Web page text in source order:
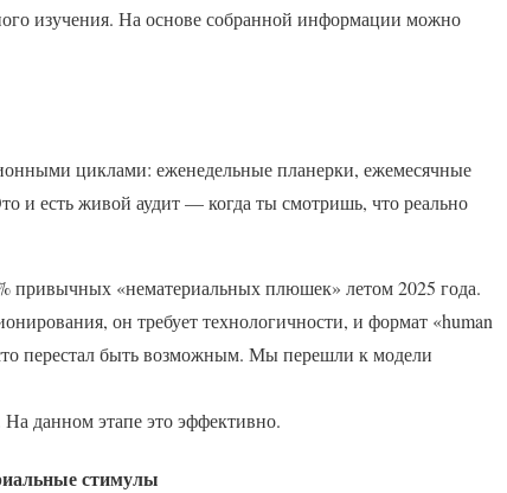
изучения. На основе собранной информации можно
циклами: еженедельные планерки, ежемесячные
и есть живой аудит — когда ты смотришь, что реально
привычных «нематериальных плюшек» летом 2025 года.
он требует технологичности, и формат «human
перестал быть возможным. Мы перешли к модели
На данном этапе это эффективно.
стимулы